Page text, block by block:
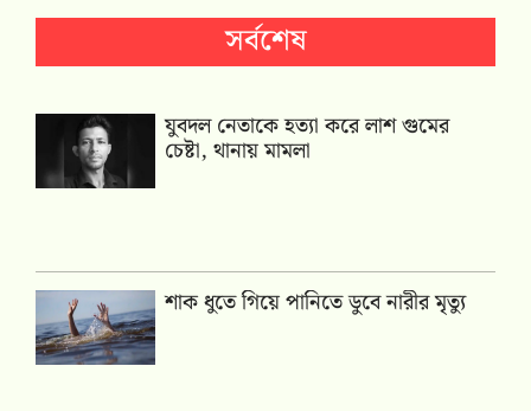
সর্বশেষ
যুবদল নেতাকে হত্যা করে লাশ গুমের
চেষ্টা, থানায় মামলা
শাক ধুতে গিয়ে পানিতে ডুবে নারীর মৃত্যু